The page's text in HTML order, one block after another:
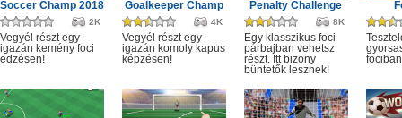
Soccer Champ 2018
2K
Vegyél részt egy
igazán kemény foci
edzésen!
Goalkeeper Champ
4K
Vegyél részt egy
igazán komoly kapus
képzésen!
Penalty Challenge
8K
Egy klasszikus foci
párbajban vehetsz
részt. Itt bizony
büntetők lesznek!